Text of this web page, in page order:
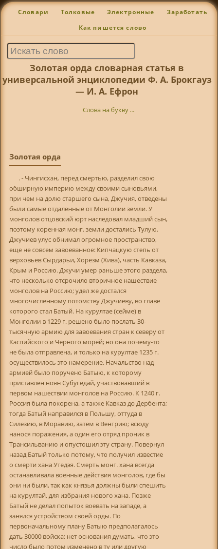
Словари Толковые Электронные Заработать
Как пишется слово
Золотая орда словарная статья в
универсальной энциклопедии Ф. А. Брокгауз
— И. А. Ефрон
Слова на букву ...
Золотая орда
. - Чингисхан, перед смертью, разделил свою
обширную империю между своими сыновьями,
при чем на долю старшего сына, Джучия, отведены
были самые отдаленные от Монголии земли. У
монголов отцовский юрт наследовал младший сын,
поэтому коренная монг. земли достались Тулую.
Джучиев улус обнимал огромное пространство,
еще не совсем завоеванное: Кипчацкую степь от
верховьев Сырдарьи, Хорезм (Хива), часть Кавказа,
Крым и Россию. Джучи умер раньше этого раздела,
что несколько отсрочило вторичное нашествие
монголов на Россию; удел же достался
многочисленному потомству Джучиеву, во главе
которого стал Батый. На курултае (сейме) в
Монголии в 1229 г. решено было послать 30-
тысячную армию для завоевания стран к северу от
Каспийского и Черного морей; но она почему-то
не была отправлена, и только на курултае 1235 г.
осуществилось это намерение. Начальство над
армией было поручено Батыю, к которому
приставлен ноян Субугедай, участвовавший в
первом нашествии монголов на Россию. К 1240 г.
Россия была покорена, а также Кавказ до Дербента;
тогда Батый направился в Польшу, оттуда в
Силезию, в Моравию, затем в Венгрию; всюду
нанося поражения, а один его отряд проник в
Трансильванию и опустошил эту страну. Повернул
назад Батый только потому, что получил известие
о смерти хана Угедэя. Смерть монг. хана всегда
останавливала военные действия монголов, где бы
они ни были, так как князья должны были спешить
на курултай, для избрания нового хана. Позже
Батый не делал попыток воевать на западе, а
занялся устройством своей орды. По
первоначальному плану Батыю предполагалось
дать 30000 войска; нет основания думать, что это
число было потом изменено в ту или другую